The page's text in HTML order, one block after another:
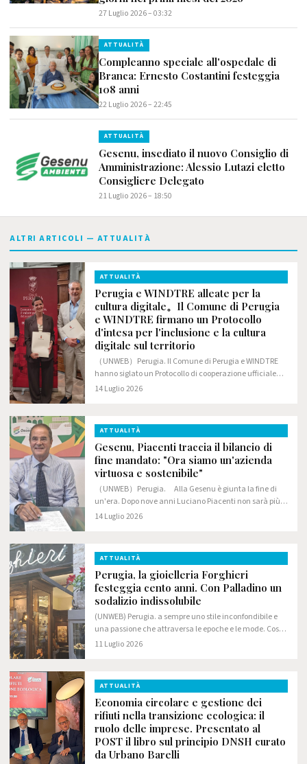
27 Luglio 2026 – 03:32
ATTUALITÀ
Compleanno speciale all'ospedale di
Branca: Ernesto Costantini festeggia
108 anni
22 Luglio 2026 – 22:45
ATTUALITÀ
Gesenu, insediato il nuovo Consiglio di
Amministrazione: Alessio Lutazi eletto
Consigliere Delegato
21 Luglio 2026 – 18:50
ALTRI ARTICOLI — ATTUALITÀ
ATTUALITÀ
Perugia e WINDTRE alleate per la
cultura digitale。Il Comune di Perugia
e WINDTRE firmano un Protocollo
d'intesa per l'inclusione e la cultura
digitale sul territorio
（UNWEB）Perugia. Il Comune di Perugia e WINDTRE
hanno siglato un Protocollo di cooperazione ufficiale
volto a promuovere la cittadinanza digitale e l'uso
14 Luglio 2026
ATTUALITÀ
Gesenu, Piacenti traccia il bilancio di
fine mandato: "Ora siamo un'azienda
virtuosa e sostenibile"
（UNWEB）Perugia. Alla Gesenu è giunta la fine di
un'era. Dopo nove anni Luciano Piacenti non sarà più
l'amministratore delegato (a partire dal prossimo mese
14 Luglio 2026
ATTUALITÀ
Perugia, la gioielleria Forghieri
festeggia cento anni. Con Palladino un
sodalizio indissolubile
(UNWEB) Perugia. a sempre uno stile inconfondibile e
una passione che attraversa le epoche e le mode. Così
la gioielleria Forghieri, uno degli indiscussi punti di
11 Luglio 2026
ATTUALITÀ
Economia circolare e gestione dei
rifiuti nella transizione ecologica: il
ruolo delle imprese. Presentato al
POST il libro sul principio DNSH curato
da Urbano Barelli